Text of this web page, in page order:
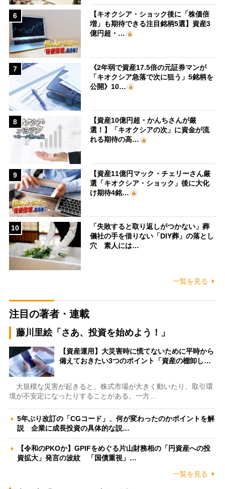
6
【キオクシア・ショック後に「株価倍
増」も期待できる注目銘柄5選】資産3
億円超・…
7
《2年弱で資産17.5倍の元証券マンが
「キオクシア急落で次に狙う」5銘柄を
公開》10…
8
【資産10億円超・かんちさんが厳
選！】「キオクシアの次」に資金が流
れる期待の高…
9
【資産11億円マック・チェリーさん厳
選「キオクシア・ショック」後に大化
け期待4銘…
10
「失敗すると取り返しがつかない」葬
儀社の手を借りない「DIY葬」の落とし
穴 素人には…
一覧を見る
注目の著者・連載
藤川里絵「さあ、投資を始めよう！」
【資産運用】大災害時に慌てないために平時から
備えておきたい3つのポイント「資産の棚卸し…
大規模な災害が起きると、株式市場が大きく動いたり、取引環
境が不安定になったりすることがある。一方…
5年ぶり改訂の「CGコード」、何が変わったのかポイントを解
説 企業に成長投資の具体的な説…
【令和のPKOか】GPIFをめぐる片山財務相の「円資産への投
資拡大」発言の波紋 「国債重視」…
一覧を見る